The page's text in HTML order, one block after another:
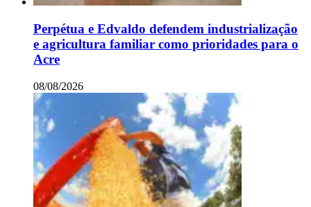
Perpétua e Edvaldo defendem industrialização
e agricultura familiar como prioridades para o
Acre
08/08/2026